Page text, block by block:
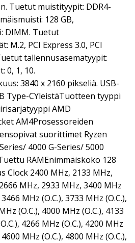
Tuetut muistityypit: DDR4-
128 GB,
DIMM. Tuetut
M.2, PCI Express 3.0, PCI
tallennusasematyypit:
0, 1, 10.
3840 x 2160 pikseliä. USB-
Type-CYleistäTuotteen tyyppi
AMD
AM4Prosessoreiden
suorittimet Ryzen
4000 G-Series/ 5000
RAMEnimmäiskoko 128
Clock 2400 MHz, 2133 MHz,
MHz, 2933 MHz, 3400 MHz
MHz (O.C.), 3733 MHz (O.C.),
(O.C.), 4000 MHz (O.C.), 4133
4266 MHz (O.C.), 4200 MHz
MHz (O.C.), 4800 MHz (O.C.),